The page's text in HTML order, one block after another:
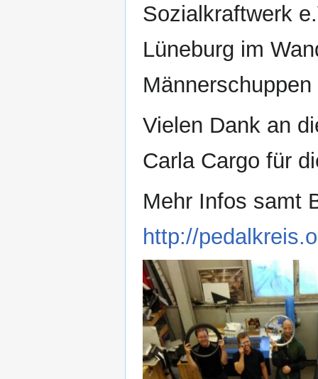
Sozialkraftwerk
Lüneburg im
Vielen Dank an
Carla Cargo für
Mehr Infos samt
http://